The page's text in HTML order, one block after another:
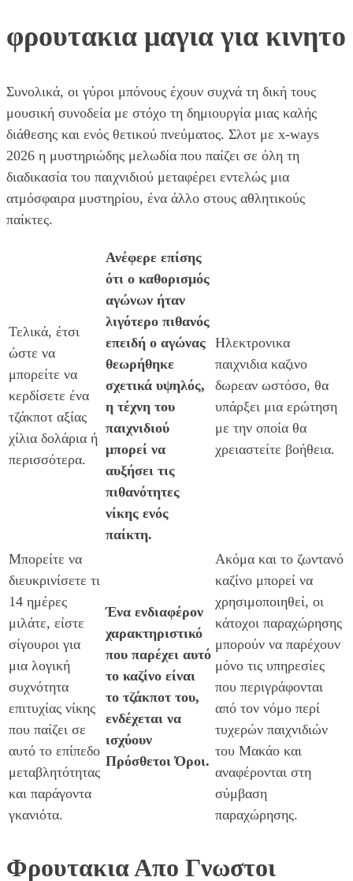
φρουτακια μαγια για κινητο
Συνολικά, οι γύροι μπόνους έχουν συχνά τη δική τους
μουσική συνοδεία με στόχο τη δημιουργία μιας καλής
διάθεσης και ενός θετικού πνεύματος. Σλοτ με x-ways
2026 η μυστηριώδης μελωδία που παίζει σε όλη τη
διαδικασία του παιχνιδιού μεταφέρει εντελώς μια
ατμόσφαιρα μυστηρίου, ένα άλλο στους αθλητικούς
παίκτες.
Τελικά, έτσι
ώστε να
μπορείτε να
κερδίσετε ένα
τζάκποτ αξίας
χίλια δολάρια ή
περισσότερα.
Ανέφερε επίσης
ότι ο καθορισμός
αγώνων ήταν
λιγότερο πιθανός
επειδή ο αγώνας
θεωρήθηκε
σχετικά υψηλός,
η τέχνη του
παιχνιδιού
μπορεί να
αυξήσει τις
πιθανότητες
νίκης ενός
παίκτη.
Ηλεκτρονικα
παιχνιδια καζινο
δωρεαν ωστόσο, θα
υπάρξει μια ερώτηση
με την οποία θα
χρειαστείτε βοήθεια.
Μπορείτε να
διευκρινίσετε τι
14 ημέρες
μιλάτε, είστε
σίγουροι για
μια λογική
συχνότητα
επιτυχίας νίκης
που παίζει σε
αυτό το επίπεδο
μεταβλητότητας
και παράγοντα
γκανιότα.
Ένα ενδιαφέρον
χαρακτηριστικό
που παρέχει αυτό
το καζίνο είναι
το τζάκποτ του,
ενδέχεται να
ισχύουν
Πρόσθετοι Όροι.
Ακόμα και το ζωντανό
καζίνο μπορεί να
χρησιμοποιηθεί, οι
κάτοχοι παραχώρησης
μπορούν να παρέχουν
μόνο τις υπηρεσίες
που περιγράφονται
από τον νόμο περί
τυχερών παιχνιδιών
του Μακάο και
αναφέρονται στη
σύμβαση
παραχώρησης.
Φρουτακια Απο Γνωστοι